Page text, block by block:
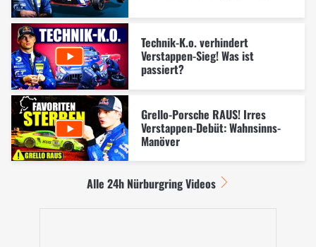
Technik-K.o. verhindert
Verstappen-Sieg! Was ist
passiert?
Grello-Porsche RAUS! Irres
Verstappen-Debüt: Wahnsinns-
Manöver
Alle 24h Nürburgring Videos